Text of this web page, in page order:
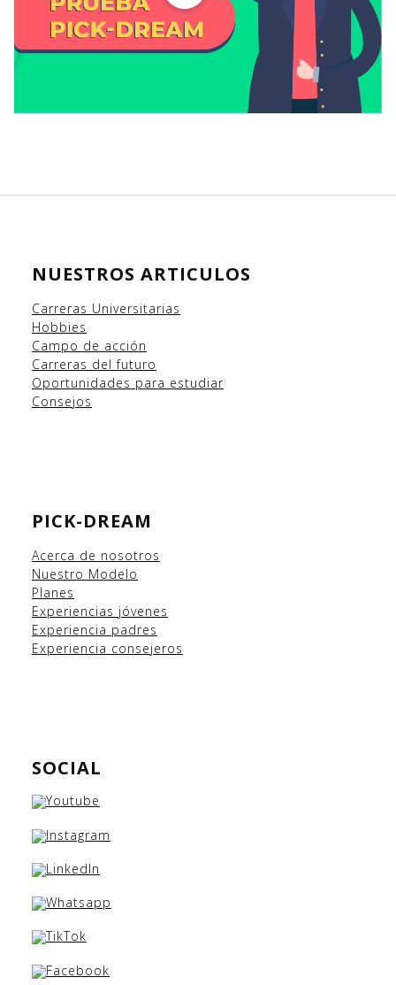
NUESTROS ARTICULOS
Carreras Universitarias
Hobbies
Campo de acción
Carreras del futuro
Oportunidades para estudiar
Consejos
PICK-DREAM
Acerca de nosotros
Nuestro Modelo
Planes
Experiencias jóvenes
Experiencia padres
Experiencia consejeros
SOCIAL